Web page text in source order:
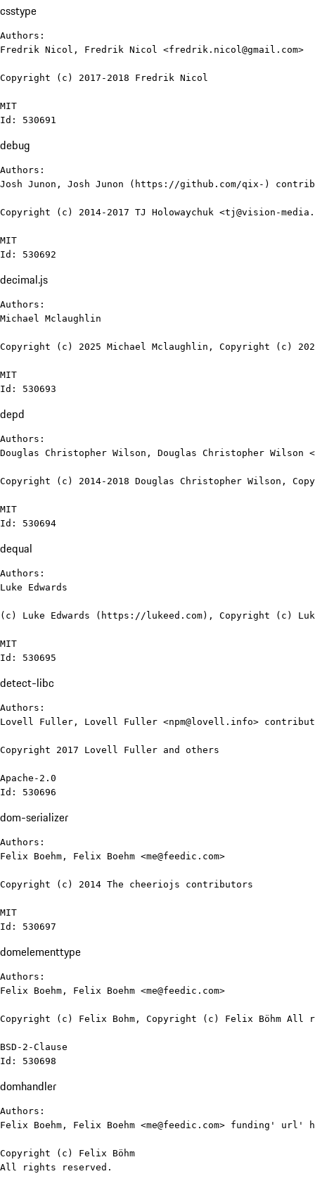
csstype
Authors:
Fredrik Nicol, Fredrik Nicol <fredrik.nicol@gmail.com>
Copyright (c) 2017-2018 Fredrik Nicol
MIT
Id: 530691
debug
Authors:
Josh Junon, Josh Junon (https://github.com/qix-)
Copyright (c) 2014-2017 TJ Holowaychuk <tj@vision-
MIT
Id: 530692
decimal.js
Authors:
Michael Mclaughlin
Copyright (c) 2025 Michael Mclaughlin, Copyright (c) 2025
MIT
Id: 530693
depd
Authors:
Douglas Christopher Wilson, Douglas Christopher Wilson
Copyright (c) 2014-2018 Douglas Christopher Wilson,
MIT
Id: 530694
dequal
Authors:
Luke Edwards
(c) Luke Edwards (https://lukeed.com), Copyright (c) Luke
MIT
Id: 530695
detect-libc
Authors:
Lovell Fuller, Lovell Fuller <npm@lovell.info>
Copyright 2017 Lovell Fuller and others
Apache-2.0
Id: 530696
dom-serializer
Authors:
Felix Boehm, Felix Boehm <me@feedic.com>
Copyright (c) 2014 The cheeriojs contributors
MIT
Id: 530697
domelementtype
Authors:
Felix Boehm, Felix Boehm <me@feedic.com>
Copyright (c) Felix Bohm, Copyright (c) Felix Böhm All
BSD-2-Clause
Id: 530698
domhandler
Authors:
Felix Boehm, Felix Boehm <me@feedic.com> funding' url'
Copyright (c) Felix Böhm
All rights reserved.